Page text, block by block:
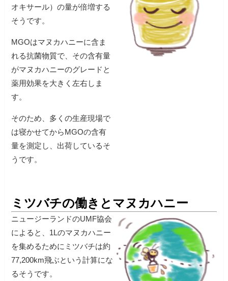
オキサール）の量が倍増する
そうです。
MGOはマヌカハニーに含ま
れる抗菌物質で、その含有量
がマヌカハニーのグレードと
薬用効果を大きく左右しま
す。
そのため、多くの生産現場で
は寝かせてからMGOの含有
量を測定し、出荷しているそ
うです。
ミツバチの働きとマヌカハニー
ニュージーランドのUMF協会
によると、1Lのマヌカハニー
を集めるためにミツバチは約
77,200km飛ぶという計算にな
るそうです。